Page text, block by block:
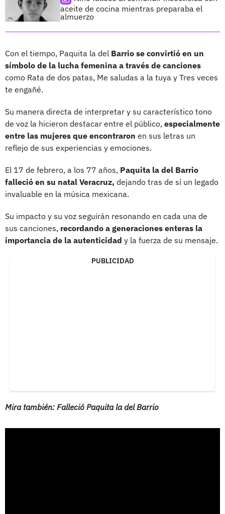
aceite de cocina mientras preparaba el
almuerzo
Con el tiempo, Paquita la del Barrio se convirtió en un
símbolo de la lucha femenina a través de canciones
como Rata de dos patas, Me saludas a la tuya y Tres veces
te engañé.
Su manera directa de interpretar y su característico tono
de voz la hicieron destacar entre el público, especialmente
entre las mujeres que encontraron en sus letras un
reflejo de sus experiencias y emociones.
El 17 de febrero, a los 77 años, Paquita la del Barrio
falleció en su natal Veracruz, dejando tras de sí un legado
invaluable en la música mexicana.
Su impacto y su voz seguirán resonando en cada una de
sus canciones, recordando a generaciones enteras la
importancia de la autenticidad y la fuerza de su mensaje.
PUBLICIDAD
Mira también: Falleció Paquita la del Barrio